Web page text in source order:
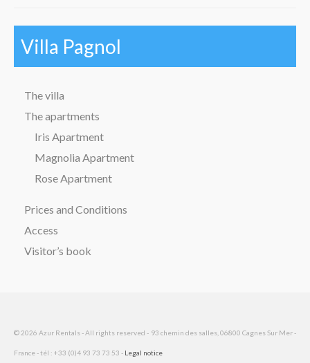
Villa Pagnol
The villa
The apartments
Iris Apartment
Magnolia Apartment
Rose Apartment
Prices and Conditions
Access
Visitor’s book
© 2026 Azur Rentals - All rights reserved - 93 chemin des salles, 06800 Cagnes Sur Mer -
France - tél : +33 (0)4 93 73 73 53 - Legal notice